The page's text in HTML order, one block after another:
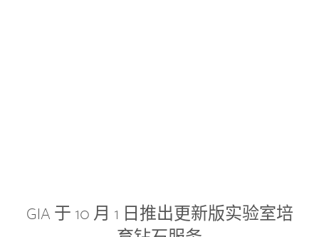
GIA 于 10 月 1 日推出更新版实验室培